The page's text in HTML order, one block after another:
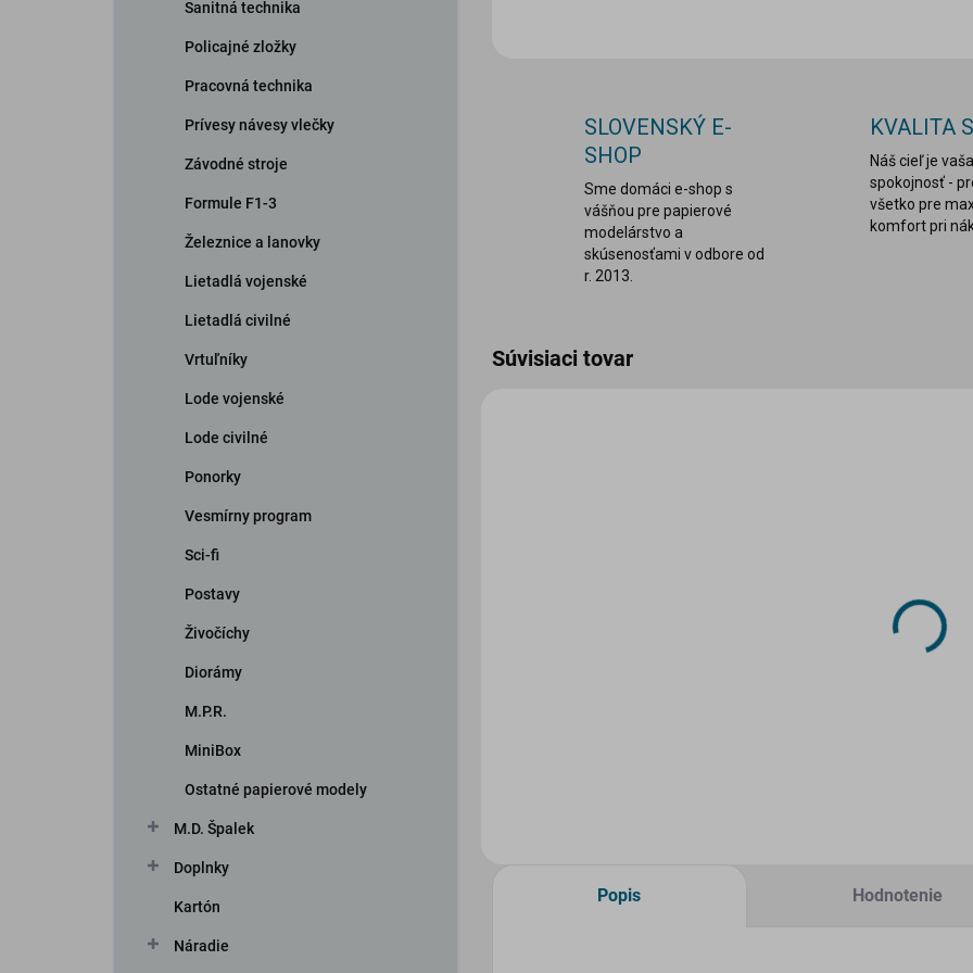
Sanitná technika
Policajné zložky
Pracovná technika
Prívesy návesy vlečky
Závodné stroje
Formule F1-3
Železnice a lanovky
Lietadlá vojenské
Lietadlá civilné
Vrtuľníky
Lode vojenské
Lode civilné
Ponorky
Vesmírny program
Sci-fi
Postavy
Živočíchy
Diorámy
M.P.R.
MiniBox
Ostatné papierové modely
M.D. Špalek
Doplnky
Kartón
Náradie
SLOVENSKÝ E-
SHOP
Sme domáci e-shop s
vášňou pre papierové
modelárstvo a
skúsenosťami v odbore od
r. 2013.
KVALITA
Náš cieľ je vaša
spokojnosť -
všetko pre
komfort pri
Súvisiaci tovar
Popis Hodnotenie